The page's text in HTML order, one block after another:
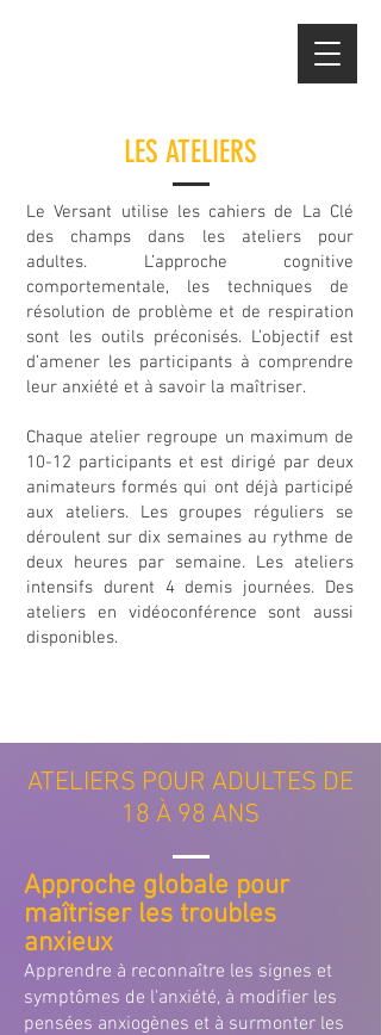
LES ATELIERS
Le Versant utilise les cahiers de La Clé
des champs dans les ateliers pour
adultes. L’approche cognitive
comportementale, les techniques de
résolution de problème et de respiration
sont les outils préconisés. L’objectif est
d’amener les participants à comprendre
leur anxiété et à savoir la maîtriser.
Chaque atelier regroupe un maximum de
10-12 participants et est dirigé par deux
animateurs formés qui ont déjà participé
aux ateliers. Les groupes réguliers se
déroulent sur dix semaines au rythme de
deux heures par semaine. Les ateliers
intensifs durent 4 demis journées. Des
ateliers en vidéoconférence sont aussi
disponibles.
ATELIERS POUR ADULTES DE
18 À 98 ANS
Approche globale pour
maîtriser les troubles
anxieux
Apprendre à reconnaître les signes et
symptômes de l'anxiété, à modifier les
pensées anxiogènes et à surmonter les